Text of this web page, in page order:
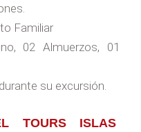
Familiar
02 Almuerzos, 01
su excursión.
TOURS ISLAS